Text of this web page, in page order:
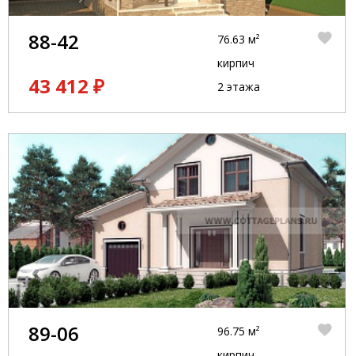
88-42
43 412 ₽
76.63 м²
кирпич
2 этажа
89-06
96.75 м²